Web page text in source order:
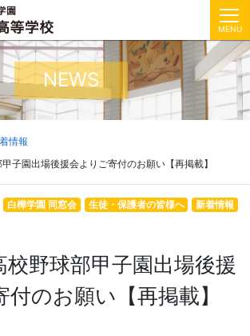
MENU
NEWS
情報
子園出場後援会よりご寄付のお願い【再掲載】
新着情報
生徒・保護者の皆様へ
白樺学園 同窓会
校野球部甲子園出場後援
のお願い【再掲載】